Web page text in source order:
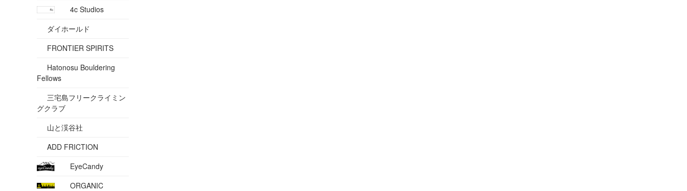
4c Studios
ダイホールド
FRONTIER SPIRITS
Hatonosu Bouldering
Fellows
三宅島フリークライミン
グクラブ
山と渓谷社
ADD FRICTION
EyeCandy
ORGANIC